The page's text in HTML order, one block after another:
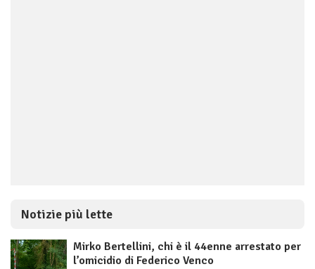
Notizie più lette
Mirko Bertellini, chi è il 44enne arrestato per
l’omicidio di Federico Venco